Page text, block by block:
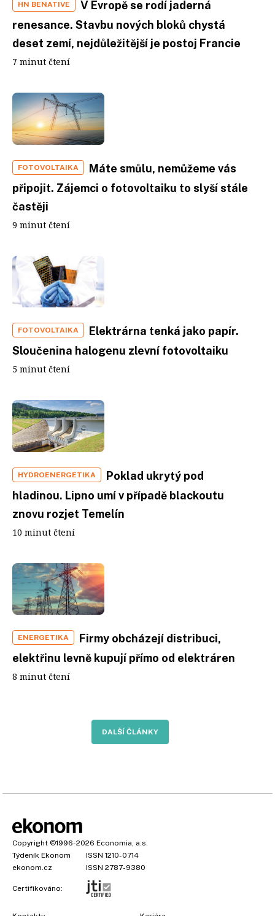
HN BENATIVE
V Evropě se rodí jaderná
renesance. Stavbu nových bloků chystá
deset zemí, nejdůležitější je postoj Francie
7 minut čtení
FOTOVOLTAIKA
Máte smůlu, nemůžeme vás
připojit. Zájemci o fotovoltaiku to slyší stále
častěji
9 minut čtení
FOTOVOLTAIKA
Elektrárna tenká jako papír.
Sloučenina halogenu zlevní fotovoltaiku
5 minut čtení
HYDROENERGETIKA
Poklad ukrytý pod
hladinou. Lipno umí v případě blackoutu
znovu rozjet Temelín
10 minut čtení
ENERGETIKA
Firmy obcházejí distribuci,
elektřinu levně kupují přímo od elektráren
8 minut čtení
DALŠÍ ČLÁNKY
Copyright ©1996-2026 Economia, a.s.
Týdeník Ekonom
ISSN 1210-0714
ekonom.cz
ISSN 2787-9380
Certifikováno: